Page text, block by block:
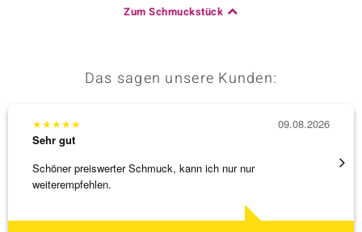
Zum Schmuckstück
Das sagen unsere Kunden:
★★★★★
Sehr gut
Schöner preiswerter Schmuck, kann ich nur nur
weiterempfehlen.
09.08.2026
Sehr